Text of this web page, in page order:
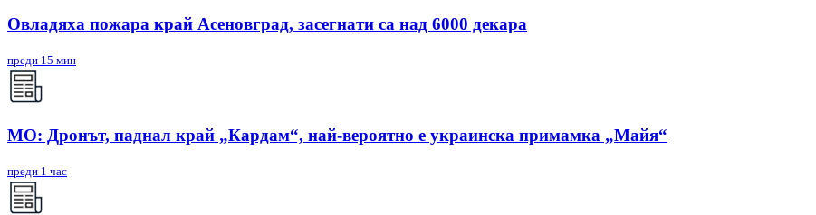
Овладяха пожара край Асеновград, засегнати са над 6000 декара
преди 15 мин
МО: Дронът, паднал край „Кардам“, най-вероятно е украинска примамка „Майя“
преди 1 час